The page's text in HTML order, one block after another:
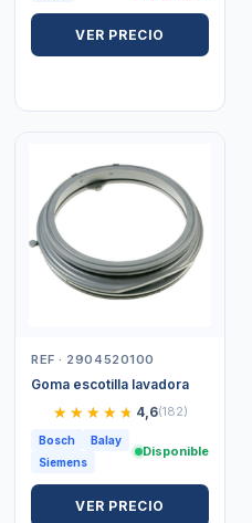
VER PRECIO
REF · 2904520100
Goma escotilla lavadora
★★★★★
★★★★★ 4,6(182)
Bosch
Balay
Siemens
Disponible
VER PRECIO